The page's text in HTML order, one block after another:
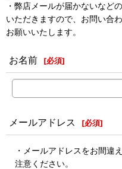
・弊店メールが届かないなど
いただきますので、お問い合
お願いいたします。
お名前 [必須]
メールアドレス [必須]
・メールアドレスをお間違
注意ください。